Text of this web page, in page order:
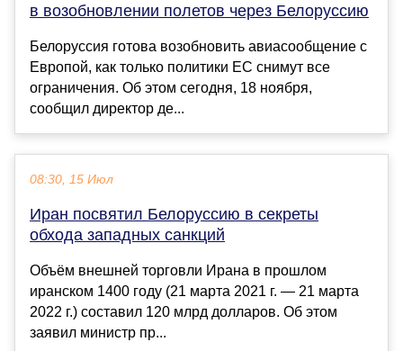
в возобновлении полетов через Белоруссию
Белоруссия готова возобновить авиасообщение с
Европой, как только политики ЕС снимут все
ограничения. Об этом сегодня, 18 ноября,
сообщил директор де...
08:30, 15 Июл
Иран посвятил Белоруссию в секреты
обхода западных санкций
Объëм внешней торговли Ирана в прошлом
иранском 1400 году (21 марта 2021 г. — 21 марта
2022 г.) составил 120 млрд долларов. Об этом
заявил министр пр...